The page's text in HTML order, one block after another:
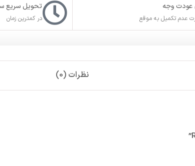
عودت وجه
عدم تکمیل به موقع
تحویل سریع
در کمترین زمان
نظرات (0)